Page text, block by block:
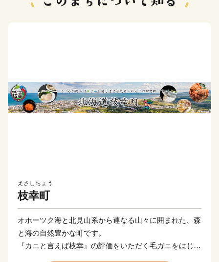
えさしちょう
枝幸町
オホーツク海と北見山系から連なる山々に囲まれた、森
と海の自然豊かな町です。
『カニと言えば枝幸』の評価をいただく毛ガニをはじ